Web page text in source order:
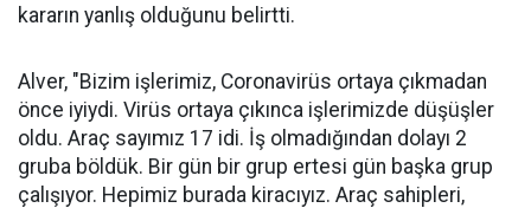
kararın yanlış olduğunu belirtti.
Alver, "Bizim işlerimiz, Coronavirüs ortaya çıkmadan
önce iyiydi. Virüs ortaya çıkınca işlerimizde düşüşler
oldu. Araç sayımız 17 idi. İş olmadığından dolayı 2
gruba böldük. Bir gün bir grup ertesi gün başka grup
çalışıyor. Hepimiz burada kiracıyız. Araç sahipleri,